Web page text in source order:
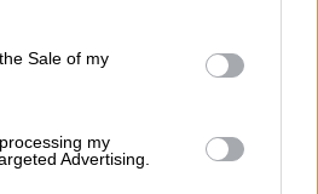
purposes in below Google
Sale of my
my
Advertising.
δημοτικού και
σε 8 χρόνια
δέκα παιδιά και ήταν
υποστήριξε ότι το έκανε